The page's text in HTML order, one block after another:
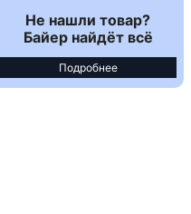
Не нашли товар?
Байер найдёт всё
Подробнее